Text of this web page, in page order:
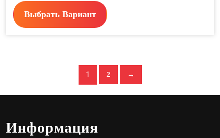
Выбрать Вариант
1 2 →
Информация